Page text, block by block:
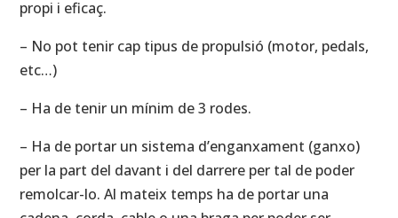
propi i eficaç.
– No pot tenir cap tipus de propulsió (motor, pedals,
etc…)
– Ha de tenir un mínim de 3 rodes.
– Ha de portar un sistema d’enganxament (ganxo)
per la part del davant i del darrere per tal de poder
remolcar-lo. Al mateix temps ha de portar una